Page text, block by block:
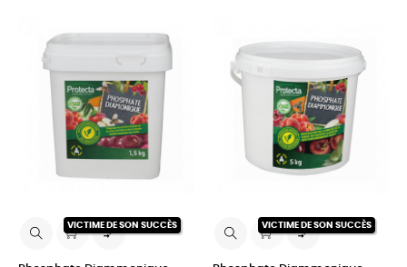
VICTIME DE SON SUCCÈS

VICTIME DE SON SUCCÈS
